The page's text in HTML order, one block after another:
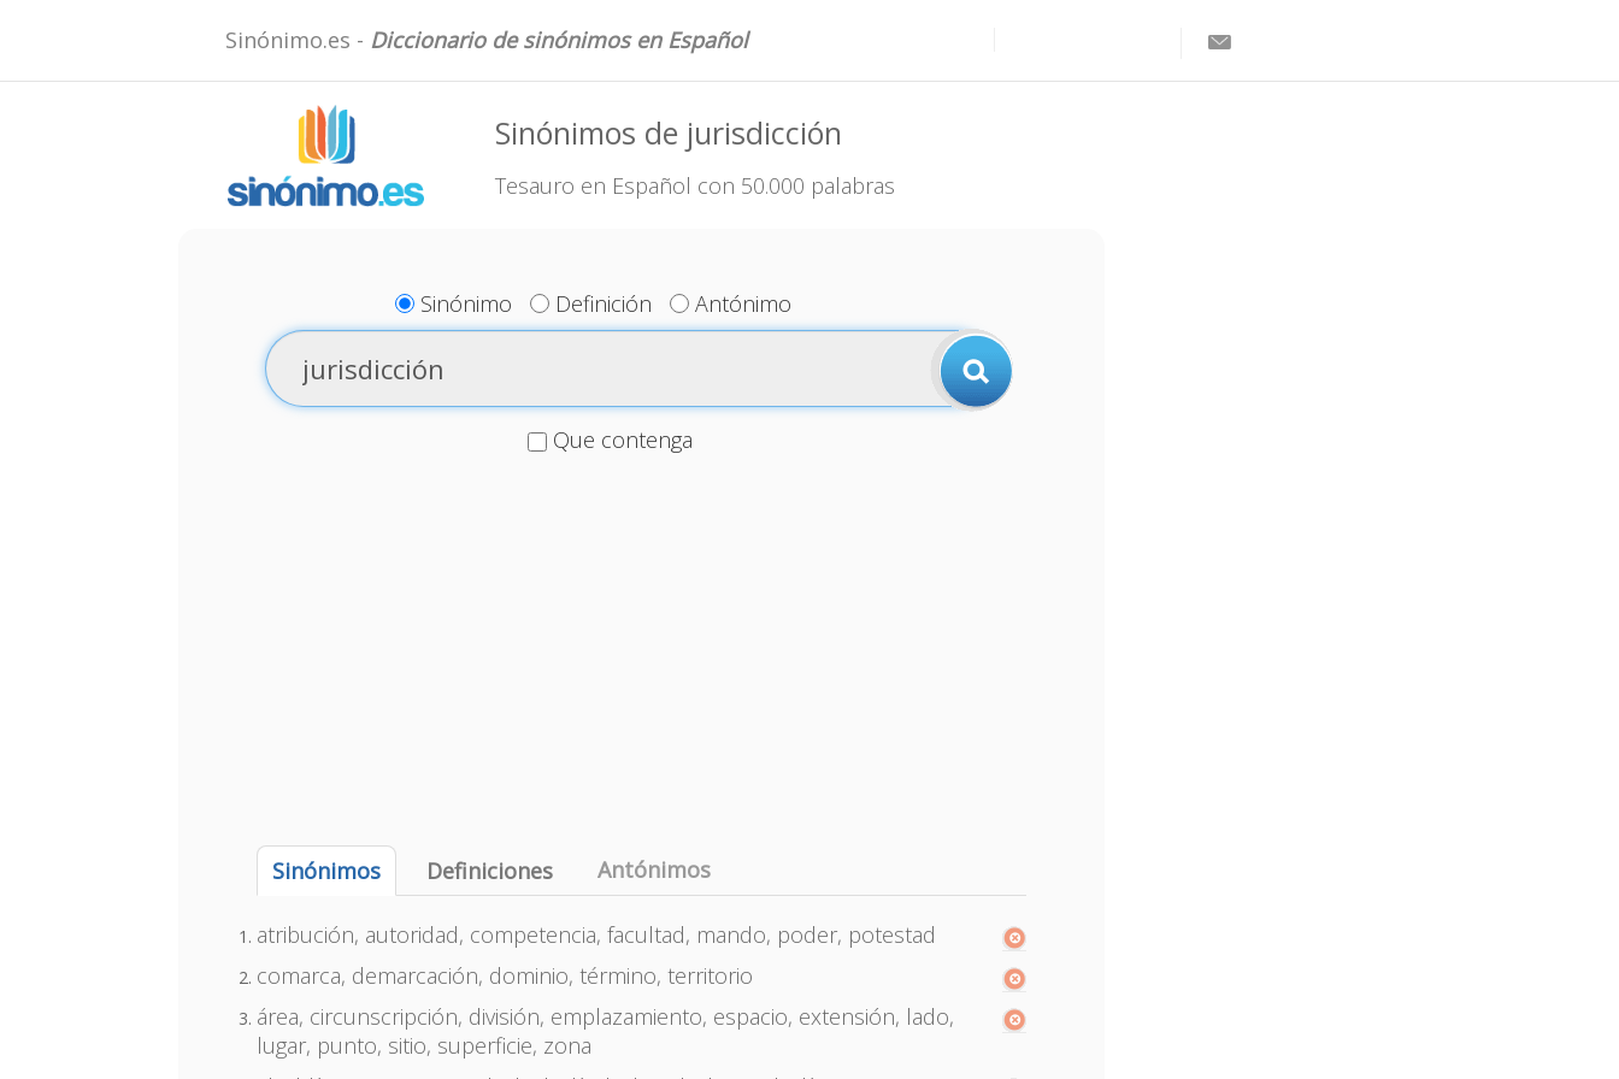
Sinónimo.es - Diccionario de sinónimos en Español
Sinónimos de jurisdicción
Tesauro en Español con 50.000 palabras
Sinónimo Definición Antónimo
Que contenga
Sinónimos Definiciones Antónimos
atribución, autoridad, competencia, facultad, mando, poder, potestad
comarca, demarcación, dominio, término, territorio
área, circunscripción, división, emplazamiento, espacio, extensión, lado,
lugar, punto, sitio, superficie, zona